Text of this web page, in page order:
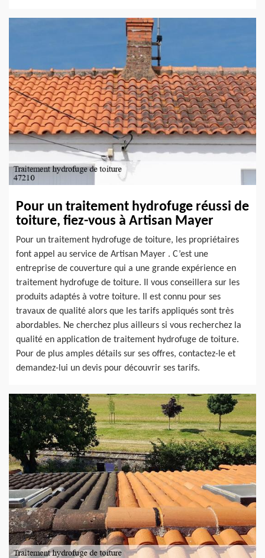
Pour un traitement hydrofuge réussi de
toiture, fiez-vous à Artisan Mayer
Pour un traitement hydrofuge de toiture, les propriétaires
font appel au service de Artisan Mayer . C’est une
entreprise de couverture qui a une grande expérience en
traitement hydrofuge de toiture. Il vous conseillera sur les
produits adaptés à votre toiture. Il est connu pour ses
travaux de qualité alors que les tarifs appliqués sont très
abordables. Ne cherchez plus ailleurs si vous recherchez la
qualité en application de traitement hydrofuge de toiture.
Pour de plus amples détails sur ses offres, contactez-le et
demandez-lui un devis pour découvrir ses tarifs.